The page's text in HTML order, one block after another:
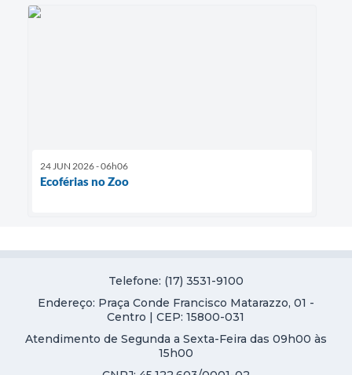
24 JUN 2026 - 06h06
Ecoférias no Zoo
Telefone: (17) 3531-9100
Endereço: Praça Conde Francisco Matarazzo, 01 -
Centro | CEP: 15800-031
Atendimento de Segunda a Sexta-Feira das 09h00 às
15h00